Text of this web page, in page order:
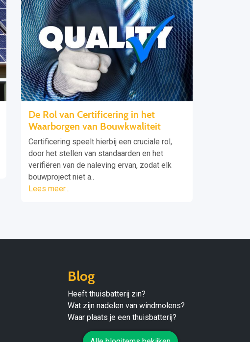
De Rol van Certificering in het
Waarborgen van Bouwkwaliteit
Certificering speelt hierbij een cruciale rol,
door het stellen van standaarden en het
verifiëren van de naleving ervan, zodat elk
bouwproject niet a..
Lees meer...
Blog
Heeft thuisbatterij zin?
Wat zijn nadelen van windmolens?
Waar plaats je een thuisbatterij?